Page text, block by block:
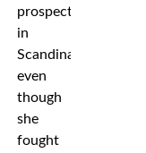
prospects
in
Scandinavia,
even
though
she
fought